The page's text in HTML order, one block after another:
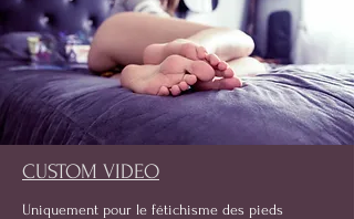
CUSTOM VIDEO
Uniquement pour le fétichisme des pieds